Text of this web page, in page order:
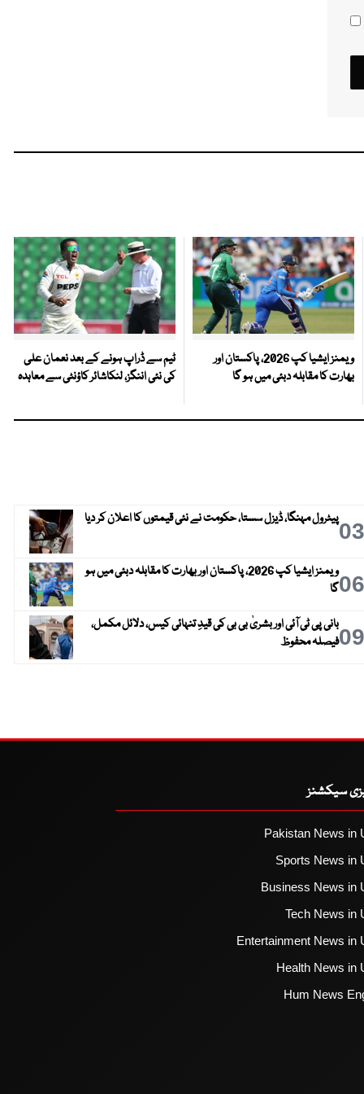
ویمنز ایشیا کپ 2026، پاکستان اور
بھارت کا مقابلہ دبئی میں ہو گا
ٹیم سے ڈراپ ہونے کے بعد نعمان علی
کی نئی اننگز، لنکاشائر کاؤنٹی سے معاہدہ
03پیٹرول مہنگا، ڈیزل سستا، حکومت نے نئی قیمتوں کا اعلان کر دیا
06
ویمنز ایشیا کپ 2026، پاکستان اور بھارت کا مقابلہ دبئی میں ہو
گا
09بانی پی ٹی آئی اور بشریٰ بی بی کی قیدِ تنہائی کیس، دلائل مکمل،
فیصلہ محفوظ
سیکشنز
Pakistan News in
Sports News in
Business News in
Tech News in
Entertainment News in
Health News in
Hum News